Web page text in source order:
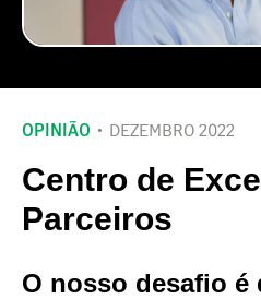
OPINIÃO DEZEMBRO 2022
Centro de
Parceiros
O nosso desafio é